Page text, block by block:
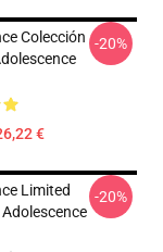
Colección
€
-20%
Limited
-20%